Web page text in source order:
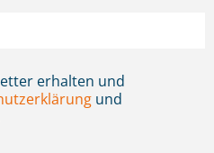
erhalten und
und